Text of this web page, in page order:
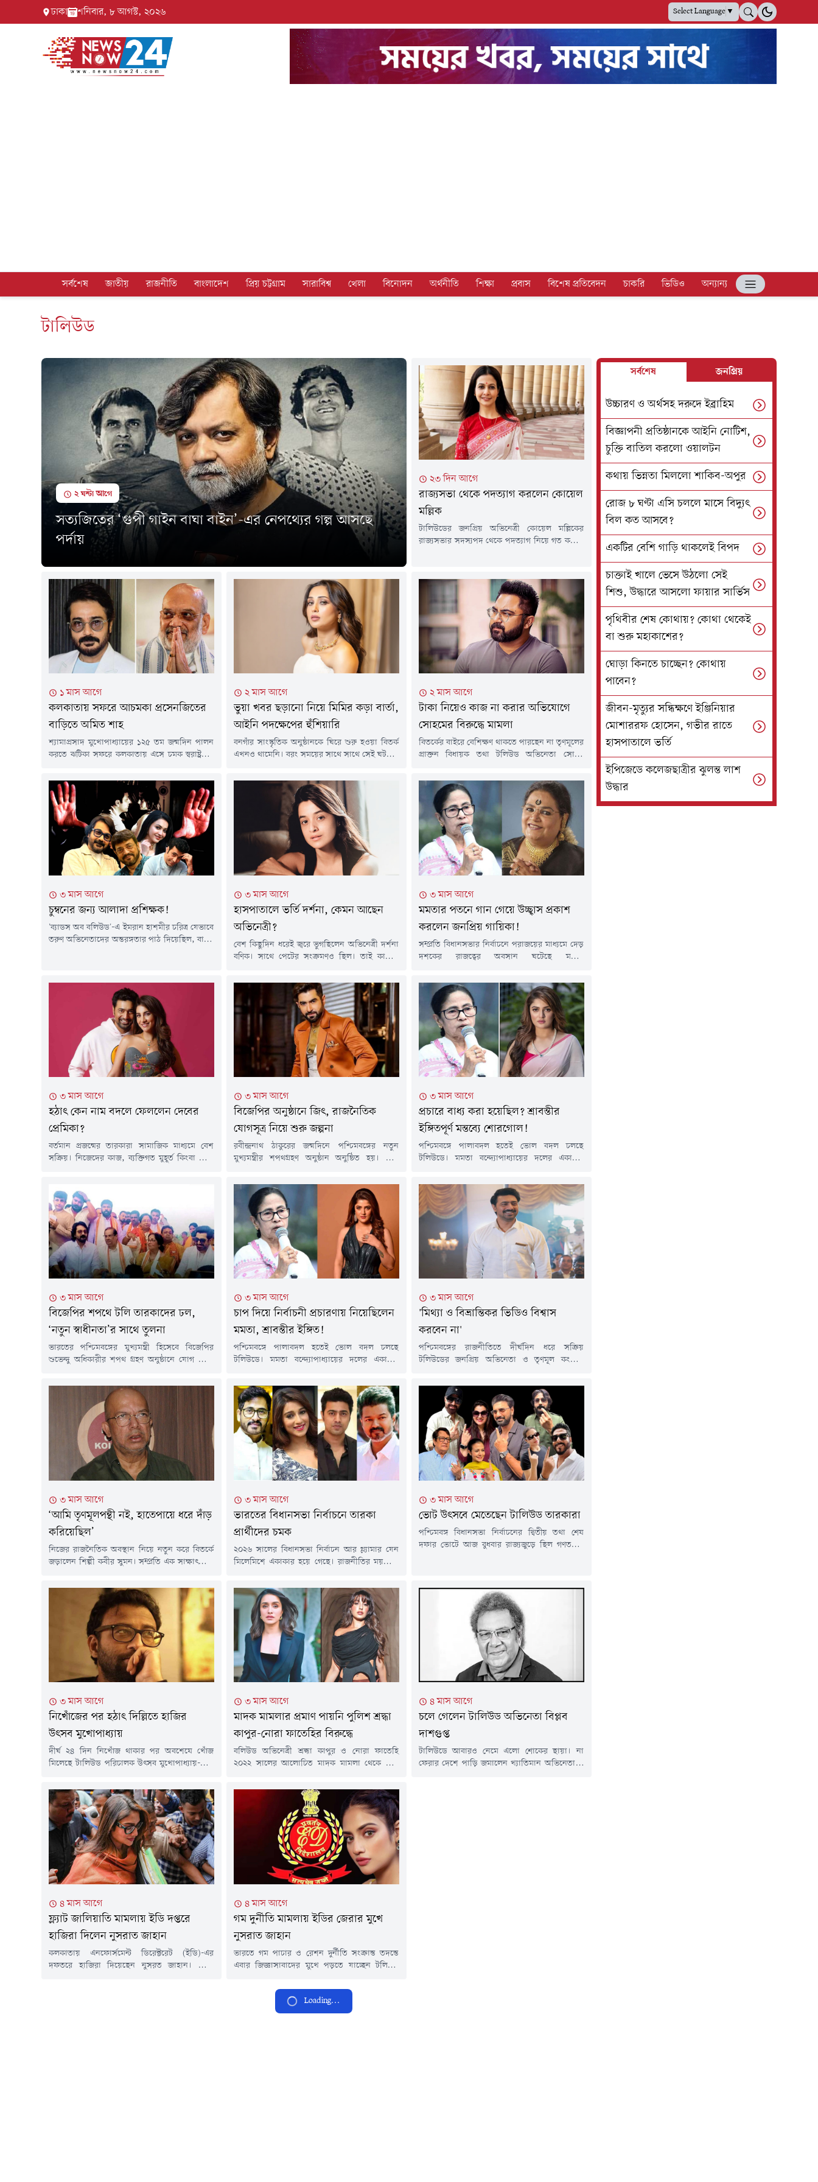
ঢাকা শনিবার, ৮ আগস্ট, ২০২৬ Select Language▼
সর্বশেষ জাতীয় রাজনীতি বাংলাদেশ প্রিয় চট্টগ্রাম সারাবিশ্ব খেলা বিনোদন অর্থনীতি শিক্ষা প্রবাস বিশেষ প্রতিবেদন চাকরি ভিডিও অন্যান্য
টালিউড
২ ঘন্টা আগে
সত্যজিতের ‘গুপী গাইন বাঘা বাইন’-এর নেপথ্যের গল্প আসছে
পর্দায়
২৩ দিন আগে
রাজ্যসভা থেকে পদত্যাগ করলেন কোয়েল
মল্লিক
টালিউডের জনপ্রিয় অভিনেত্রী কোয়েল মল্লিকের
রাজ্যসভার সদস্যপদ থেকে পদত্যাগ নিয়ে গত কয়েক
তবে নিয়ম অনুযায়ী, তাকে সরাসরি উপস্থিত হয়ে
পদত্যাগপত্র জমা দিতে বলা হয়। এবার সেই প্রক্রিয়াই
সম্পন্ন করলেন এই অভিনেত্রী।সংবাদমাধ্যমের
প্রতিবেদন অনুযায়ী, বৃহস্পতিবার (১৬...
১ মাস আগে
কলকাতায় সফরে আচমকা প্রসেনজিতের
বাড়িতে অমিত শাহ
শ্যামাপ্রসাদ মুখোপাধ্যায়ের ১২৫ তম জন্মদিন পালন
করতে ঝটিকা সফরে কলকাতায় এসে চমক স্বরাষ্ট্রমন্ত্রী
পৌঁছে যান 'পদ্মশ্রী' প্রাপ্ত অভিনেতা প্রসেনজিৎ
চট্টোপাধ্যােয়ের বাড়িতে। সাথে ছিলেন মুখ্যমন্ত্রী
শুভেন্দু অধিকারী। ছিলেন মন্ত্রী নিশীথ প্রামাণিক ও
বিজেপি নেত্রী তথা অভিনেত্রী লকেট চট্টোপাধ্যায়ও।
কী কারণে তাঁর এই আগমন, তা নিয়ে...
২ মাস আগে
ভুয়া খবর ছড়ানো নিয়ে মিমির কড়া বার্তা,
আইনি পদক্ষেপের হুঁশিয়ারি
বনগাঁর সাংস্কৃতিক অনুষ্ঠানকে ঘিরে শুরু হওয়া বিতর্ক
এখনও থামেনি। বরং সময়ের সাথে সাথে সেই ঘটনায়
সংঘাত আরও জটিল হয়ে উঠছে। নতুন আইনি
পদক্ষেপ ও পাল্টা অভিযোগে ফের শিরোনামে উঠে
এসেছে এই বহুচর্চিত মামলা।চলতি বছরের
জানুয়ারিতে বনগাঁর একটি অনুষ্ঠানে ঘটে যাওয়া
ঘটনার জেরে মিমি...
২ মাস আগে
টাকা নিয়েও কাজ না করার অভিযোগে
সোহমের বিরুদ্ধে মামলা
বিতর্কের বাইরে বেশিক্ষণ থাকতে পারছেন না তৃণমূলের
প্রাক্তন বিধায়ক তথা টলিউড অভিনেতা সোহম
দাসের ১৫ লক্ষ টাকা প্রতারণার অভিযোগের পর এবার
কলকাতার চারু মার্কেট থানায় তাঁর বিরুদ্ধে দায়ের
হলো নতুন এফআইআর। অভিযোগের অঙ্ক এবার ১
কোটি ৫ লক্ষ টাকা।সূত্রের খবর, চারু মার্কেট থানায়
এই...
৩ মাস আগে
চুম্বনের জন্য আলাদা প্রশিক্ষক!
'ব্যাডস অব বলিউড'-এ ইমরান হাশমীর চরিত্র যেভাবে
তরুণ অভিনেতাদের অন্তরঙ্গতার পাঠ দিয়েছিল, বাস্তব
বাংলা ছবিতে ঘনিষ্ঠ দৃশ্য: বদলাচ্ছে কাজের
ধরনসাম্প্রতিক সময়ে বাংলা সিনেমায় অন্তরঙ্গ দৃশ্য
নিয়ে দর্শকমহলে নতুন করে আলোচনা শুরু
৩ মাস আগে
হাসপাতালে ভর্তি দর্শনা, কেমন আছেন
অভিনেত্রী?
বেশ কিছুদিন ধরেই জ্বরে ভুগছিলেন অভিনেত্রী দর্শনা
বণিক। সাথে পেটের সংক্রমণও ছিল। তাই কাজের
অভিনেত্রী। বৃহস্পতিবার (২১ মে) তাঁকে হাসপাতালে
ভর্তি করানো হয়। এখন কেমন আছেন অভিনেত্রী?
দর্শনার শারীরিক অবস্থার খবর দিলেন তাঁর স্বামী
অভিনেতা সৌরভ দাস।অভিনেতা জানান, 'তেমন
সিরিয়াস কিছু নয়। এখন...
৩ মাস আগে
মমতার পতনে গান গেয়ে উচ্ছ্বাস প্রকাশ
করলেন জনপ্রিয় গায়িকা!
সম্প্রতি বিধানসভার নির্বাচনে পরাজয়ের মাধ্যমে দেড়
দশকের রাজত্বের অবসান ঘটেছে মমতা
প্রকাশ করেছেন। গুঞ্জন উঠেছে জনপ্রিয় গায়িকা ঊষা
উত্থুপও আছেন এ তালিকায়। ভারতীয় সংবাদমাধ্যমের
এক প্রতিবেদনে উঠে এসেছে এ তথ্য।একটি ভাইরাল
ভিডিও থেকে এ গুঞ্জন উঠেছে। এক নেটিজেন ঊষা
উত্থুপের 'দিদি' গানের এক পুরনো ভিডিও...
৩ মাস আগে
হঠাৎ কেন নাম বদলে ফেললেন দেবের
প্রেমিকা?
বর্তমান প্রজন্মের তারকারা সামাজিক মাধ্যমে বেশ
সক্রিয়। নিজেদের কাজ, ব্যক্তিগত মুহূর্ত কিংবা নানা
রুক্মিণী মৈত্রও। তবে এবার তার সামাজিক মাধ্যম
ইন্সটাগ্রামের প্রোফাইলে চোখ পড়তেই চমকে গেলেন
ভক্তরা।নিজের নাম বদলে ফেলেছেন অভিনেত্রী,
অর্থাৎ নামের বানানেই পরিবর্তন এনেছেন। এতদিন...
৩ মাস আগে
বিজেপির অনুষ্ঠানে জিৎ, রাজনৈতিক
যোগসূত্র নিয়ে শুরু জল্পনা
রবীন্দ্রনাথ ঠাকুরের জন্মদিনে পশ্চিমবঙ্গের নতুন
মুখ্যমন্ত্রীর শপথগ্রহণ অনুষ্ঠান অনুষ্ঠিত হয়। সেই
মোদিসহ বিজেপির শীর্ষ নেতারা। শপথ নিয়ে
পশ্চিমবঙ্গের নতুন মুখ্যমন্ত্রী হিসেবে দায়িত্ব নেন
শুভেন্দু অধিকারী।এই আয়োজনে টালিউডের একাধিক
জনপ্রিয় তারকার উপস্থিতি নজর কাড়ে।অনুষ্ঠানে দেখা
যায় প্রসেনজিৎ চট্টোপাধ্যায়, জিৎ, যীশু সেনগুপ্ত,
মমতা শংকর, ঋষি কৌশিক,...
৩ মাস আগে
প্রচারে বাধ্য করা হয়েছিল? শ্রাবন্তীর
ইঙ্গিতপূর্ণ মন্তব্যে শোরগোল!
পশ্চিমবঙ্গে পালাবদল হতেই ভোল বদল চলছে
টলিউডে। মমতা বন্দ্যোপাধ্যায়ের দলের একাধিক
অন্যদিকে শ্রাবন্তী চট্টোপাধ্যায় দিলেন চাপ প্রয়োগ
করে মমতার নির্বাচনী প্রচারণায় নেওয়ার ইঙ্গিত।
ভারতীয় সংবাদমাধ্যমের এক প্রতিবেদনে উঠে এসেছে
এ তথ্য।নির্বাচনে তৃণমূলের হয়ে প্রচার করছিলেন
শ্রাবন্তী। মমতা বন্দ্যোপাধ্যায়ের ডাকেই কি প্রচারে
গিয়েছিলেন? এ বিষয়ে...
৩ মাস আগে
বিজেপির শপথে টলি তারকাদের ঢল,
‘নতুন স্বাধীনতা’র সাথে তুলনা
ভারতের পশ্চিমবঙ্গের মুখ্যমন্ত্রী হিসেবে বিজেপির
শুভেন্দু অধিকারীর শপথ গ্রহণ অনুষ্ঠানে যোগ দিয়ে
শনিবার (৯ মে) সকালে কলকাতার ব্রিগেড প্যারেড
গ্রাউন্ডে আয়োজিত হয় এই অনুষ্ঠান। সেখানে প্রবীণ
অভিনেত্রী মমতাশঙ্কর নতুন সরকারের যাত্রাকে 'নতুন
স্বাধীনতা'র সাথে তুলনা করেন। ঐতিহাসিক এই
মুহূর্তের সাক্ষী হতে টলিপাড়ার বড় পর্দা ও...
৩ মাস আগে
চাপ দিয়ে নির্বাচনী প্রচারণায় নিয়েছিলেন
মমতা, শ্রাবন্তীর ইঙ্গিত!
পশ্চিমবঙ্গে পালাবদল হতেই ভোল বদল চলছে
টলিউডে। মমতা বন্দ্যোপাধ্যায়ের দলের একাধিক
অন্যদিকে শ্রাবন্তী চট্টোপাধ্যায় দিলেন চাপ প্রয়োগ
করে মমতার নির্বাচনী প্রচারণায় নেওয়ার ইঙ্গিত।
ভারতীয় সংবাদমাধ্যমের এক প্রতিবেদনে উঠে এসেছে
এ তথ্য।নির্বাচনে তৃণমূলের হয়ে প্রচার করছিলেন
শ্রাবন্তী। মমতা বন্দ্যোপাধ্যায়ের ডাকেই কি প্রচারে
গিয়েছিলেন? এ বিষয়ে...
৩ মাস আগে
'মিথ্যা ও বিভ্রান্তিকর ভিডিও বিশ্বাস
করবেন না'
পশ্চিমবঙ্গের রাজনীতিতে দীর্ঘদিন ধরে সক্রিয়
টলিউডের জনপ্রিয় অভিনেতা ও তৃণমূল কংগ্রেস
করে ছড়িয়ে পড়া বিভ্রান্তির বিষয়ে মুখ খুলেছেন।
সোশ্যাল মিডিয়ায় ছড়িয়ে পড়া ওই ভিডিওতে দেখা
যায়, নিরাপত্তা বলয়ের মধ্যে ঘেরা অবস্থায় কালো
টিশার্ট পরা দেব ভিড়ের মধ্য থেকে বেরিয়ে যাচ্ছেন
এবং তার চারপাশে স্লোগান...
৩ মাস আগে
‘আমি তৃণমূলপন্থী নই, হাতেপায়ে ধরে দাঁড়
করিয়েছিল’
নিজের রাজনৈতিক অবস্থান নিয়ে নতুন করে বিতর্কে
জড়ালেন শিল্পী কবীর সুমন। সম্প্রতি এক সাক্ষাৎকারে
তৃণমূলপন্থীও নই। আমায় মমতা প্রায় হাতেপায়ে ধরে
দাঁড় করিয়েছিলেন। তার আগে আমি কোনো পার্টির
সদস্যও ছিলাম না। আমার পাঁচ বছরের মেয়াদ শেষ
হওয়া মাত্রই আমি পদত্যাগ করি।'এর আগে...
৩ মাস আগে
ভারতের বিধানসভা নির্বাচনে তারকা
প্রার্থীদের চমক
২০২৬ সালের বিধানসভা নির্বাচন আর গ্ল্যামার যেন
মিলেমিশে একাকার হয়ে গেছে। রাজনীতির ময়দানে
পশ্চিমবঙ্গের ২৯৪টি আসনে বর্ষীয়ান নেতাদের
পাশাপাশি তারকারা নজর কেড়েছেন। তৃণমূল কংগ্রেস
এবং বিজেপি-উভয় দলই জনপ্রিয় মুখদের প্রার্থী
করেছে।পশ্চিমবঙ্গে দুই দফায় (২৩ এপ্রিল এবং ২৯
এপ্রিল) ভোটগ্রহণ সম্পন্ন হয়েছে। আগামী ৪ মে...
৩ মাস আগে
ভোট উৎসবে মেতেছেন টালিউড তারকারা
পশ্চিমবঙ্গ বিধানসভা নির্বাচনের দ্বিতীয় তথা শেষ
দফার ভোটে আজ বুধবার রাজ্যজুড়ে ছিল গণতন্ত্রের
পরিচিত মুখ।সকালে ভোট দিতে দেখা যায় অভিনেতা
ইন্দ্রজিৎ বসুকে। সাদা টি-শার্ট ও ধূসর জিন্সে উপস্থিত
৩ মাস আগে
নিখোঁজের পর হঠাৎ দিল্লিতে হাজির
উৎসব মুখোপাধ্যায়
দীর্ঘ ২৪ দিন নিখোঁজ থাকার পর অবশেষে খোঁজ
মিলেছে টালিউড পরিচালক উৎসব মুখোপাধ্যায়-এর।
ভারতের রাজধানী দিল্লিতে এক বন্ধুর বাসায় অবস্থান
করছেন।জানা গেছে, রবিবার (২৬ এপ্রিল) সকালে
হঠাৎ ওই বন্ধুর বাড়িতে পৌঁছান তিনি। তবে এতদিন
কোথায় ছিলেন, সে বিষয়ে এখনো স্পষ্ট কিছু
জানাননি বলে জানিয়েছেন...
৩ মাস আগে
মাদক মামলার প্রমাণ পায়নি পুলিশ শ্রদ্ধা
কাপুর-নোরা ফাতেহির বিরুদ্ধে
বলিউড অভিনেত্রী শ্রদ্ধা কাপুর ও নোরা ফাতেহি
২০২২ সালের আলোচিত মাদক মামলা থেকে স্বস্তি
বিরুদ্ধে অভিযোগ প্রমাণের মতো কোনো তথ্য পাওয়া
যায়নি।ভারতীয় সংবাদমাধ্যম বলিউড হাঙ্গামার
প্রতিবেদনে এ তথ্য জানানো হয়।এই মামলায়
সোশ্যাল মিডিয়া সেলিব্রেটি ওরি, সিদ্ধান্ত কাপুর ও
রাজনীতিক জিসান সিদ্দিকীর নামও এসেছিল।
৪ মাস আগে
চলে গেলেন টালিউড অভিনেতা বিপ্লব
দাশগুপ্ত
টালিউডে আবারও নেমে এলো শোকের ছায়া। না
ফেরার দেশে পাড়ি জমালেন খ্যাতিমান অভিনেতা ও
৪ মাস আগে
ফ্ল্যাট জালিয়াতি মামলায় ইডি দপ্তরে
হাজিরা দিলেন নুসরাত জাহান
কলকাতায় এনফোর্সমেন্ট ডিরেক্টরেট (ইডি)-এর
দফতরে হাজিরা দিয়েছেন নুসরত জাহান। ফ্ল্যাট
৪ মাস আগে
গম দুর্নীতি মামলায় ইডির জেরার মুখে
নুসরাত জাহান
ভারতে গম পাচার ও রেশন দুর্নীতি সংক্রান্ত তদন্তে
এবার জিজ্ঞাসাবাদের মুখে পড়তে যাচ্ছেন টলিউড
জাহান। দেশটির কেন্দ্রীয় তদন্ত সংস্থা এনফোর্সমেন্ট
ডিরেক্টরেট (ইডি) আগামী ২২ এপ্রিল তাঁকে তলব
করেছে।ইডি সূত্রে জানা গেছে, পশ্চিমবঙ্গ থেকে
Loading...
সর্বশেষ জনপ্রিয়
উচ্চারণ ও অর্থসহ দরুদে ইব্রাহিম
বিজ্ঞাপনী প্রতিষ্ঠানকে আইনি নোটিশ,
চুক্তি বাতিল করলো ওয়ালটন
কথায় ভিন্নতা মিললো শাকিব-অপুর
রোজ ৮ ঘণ্টা এসি চললে মাসে বিদ্যুৎ
বিল কত আসবে?
একটির বেশি গাড়ি থাকলেই বিপদ
চাক্তাই খালে ভেসে উঠলো সেই
শিশু, উদ্ধারে আসলো ফায়ার সার্ভিস
পৃথিবীর শেষ কোথায়? কোথা থেকেই
বা শুরু মহাকাশের?
ঘোড়া কিনতে চাচ্ছেন? কোথায়
পাবেন?
জীবন-মৃত্যুর সন্ধিক্ষণে ইঞ্জিনিয়ার
মোশাররফ হোসেন, গভীর রাতে
হাসপাতালে ভর্তি
ইপিজেডে কলেজছাত্রীর ঝুলন্ত লাশ
উদ্ধার